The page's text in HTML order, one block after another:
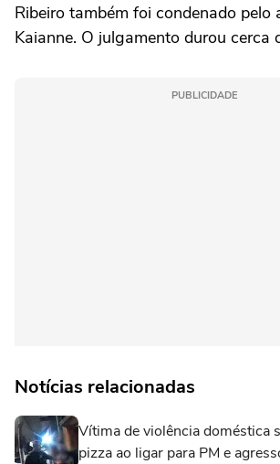
Ribeiro também foi condenado pelo
Kaianne. O julgamento durou cerca
PUBLICIDADE
Notícias relacionadas
Vítima de violência doméstica
pizza ao ligar para PM e